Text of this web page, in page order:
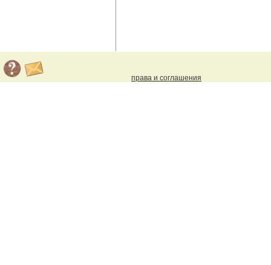
права и соглашения